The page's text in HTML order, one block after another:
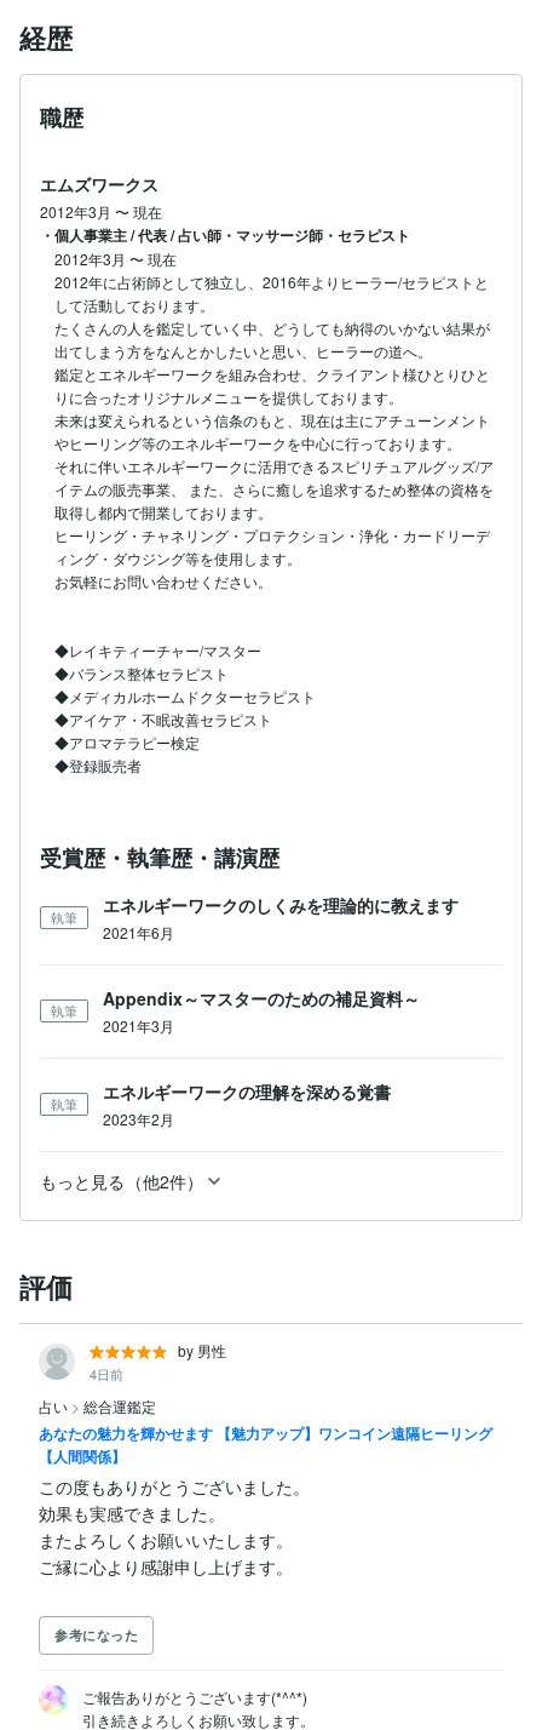
経歴
職歴
エムズワークス
2012年3月 〜現在
・個人事業主 / 代表 / 占い師・マッサージ師・セラピスト
2012年3月 〜現在
2012年に占術師として独立し、2016年よりヒーラー/セラピストと
して活動しております。
たくさんの人を鑑定していく中、どうしても納得のいかない結果が
出てしまう方をなんとかしたいと思い、ヒーラーの道へ。
鑑定とエネルギーワークを組み合わせ、クライアント様ひとりひと
りに合ったオリジナルメニューを提供しております。
未来は変えられるという信条のもと、現在は主にアチューンメント
やヒーリング等のエネルギーワークを中心に行っております。
それに伴いエネルギーワークに活用できるスピリチュアルグッズ/ア
イテムの販売事業、 また、さらに癒しを追求するため整体の資格を
取得し都内で開業しております。
ヒーリング・チャネリング・プロテクション・浄化・カードリーデ
ィング・ダウジング等を使用します。
お気軽にお問い合わせください。
◆レイキティーチャー/マスター
◆バランス整体セラピスト
◆メディカルホームドクターセラピスト
◆アイケア・不眠改善セラピスト
◆アロマテラピー検定
◆登録販売者
受賞歴・執筆歴・講演歴
執筆
エネルギーワークのしくみを理論的に教えます
2021年6月
執筆
Appendix～マスターのための補足資料～
2021年3月
執筆
エネルギーワークの理解を深める覚書
2023年2月
もっと見る（他2件）
評価
by 男性
4日前
占い > 総合運鑑定
あなたの魅力を輝かせます 【魅力アップ】ワンコイン遠隔ヒーリング
【人間関係】
この度もありがとうございました。
効果も実感できました。
またよろしくお願いいたします。
参考になった
ご報告ありがとうございます(*^^*)
引き続きよろしくお願い致します。